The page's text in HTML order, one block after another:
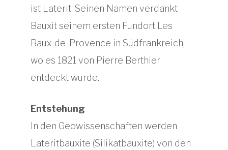
ist Laterit. Seinen Namen verdankt
Bauxit seinem ersten Fundort Les
Baux-de-Provence in Südfrankreich,
wo es 1821 von Pierre Berthier
entdeckt wurde.
Entstehung
In den Geowissenschaften werden
Lateritbauxite (Silikatbauxite) von den